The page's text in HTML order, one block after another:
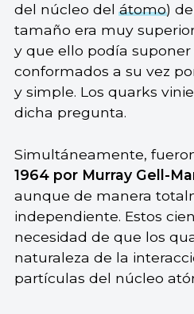
del núcleo delátomo)
tamaño era muy
y que ello podía
conformados a su vez
y simple. Los quarks
dicha pregunta.
Simultáneamente,
1964 por Murray Gell-
aunque de manera
independiente. Estos
necesidad de que los
naturaleza de la
partículas del núcleo